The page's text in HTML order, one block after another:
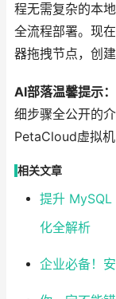
程无需复杂的本
全流程部署。现
器拖拽节点，创
AI部落温馨提示：
细步骤全公开的
PetaCloud虚拟机
相关文章
提升 MySQL
化全解析
企业必备！